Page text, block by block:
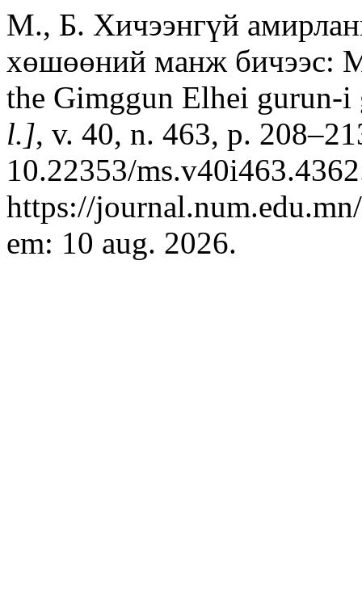
М., Б. Хичээнгүй
хөшөөний манж бичээс:
the Gimggun Elhei gurun-
l.], v. 40, n. 463, p.
10.22353/
https://
em: 10 aug. 2026.